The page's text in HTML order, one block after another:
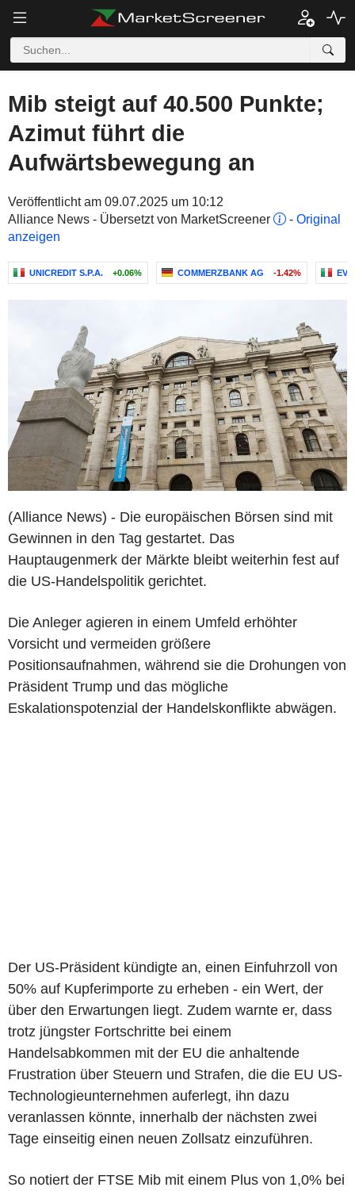
Mib steigt auf 40.500 Punkte;
Azimut führt die
Aufwärtsbewegung an
Veröffentlicht am 09.07.2025 um 10:12
Alliance News - Übersetzt von MarketScreener
- Original
anzeigen
UNICREDIT S.P.A. +0.06% COMMERZBANK AG -1.42%
(Alliance News) - Die europäischen Börsen sind mit
Gewinnen in den Tag gestartet. Das
Hauptaugenmerk der Märkte bleibt weiterhin fest auf
die US-Handelspolitik gerichtet.
Die Anleger agieren in einem Umfeld erhöhter
Vorsicht und vermeiden größere
Positionsaufnahmen, während sie die Drohungen von
Präsident Trump und das mögliche
Eskalationspotenzial der Handelskonflikte abwägen.
Der US-Präsident kündigte an, einen Einfuhrzoll von
50% auf Kupferimporte zu erheben - ein Wert, der
über den Erwartungen liegt. Zudem warnte er, dass
trotz jüngster Fortschritte bei einem
Handelsabkommen mit der EU die anhaltende
Frustration über Steuern und Strafen, die die EU US-
Technologieunternehmen auferlegt, ihn dazu
veranlassen könnte, innerhalb der nächsten zwei
Tage einseitig einen neuen Zollsatz einzuführen.
So notiert der FTSE Mib mit einem Plus von 1,0% bei